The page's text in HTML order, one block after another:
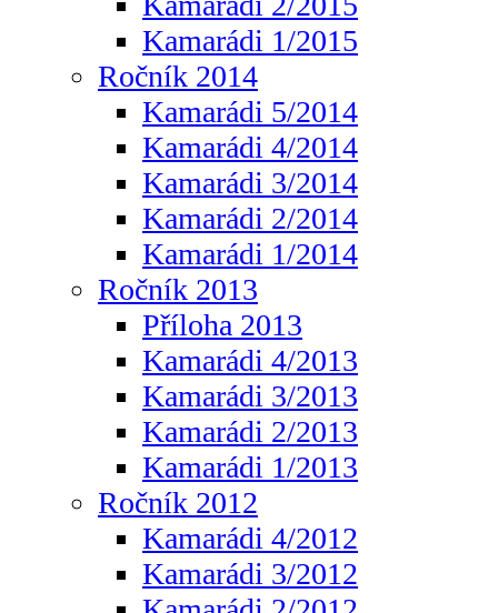
Kamarádi 1/2015
Ročník 2014
Kamarádi 5/2014
Kamarádi 4/2014
Kamarádi 3/2014
Kamarádi 2/2014
Kamarádi 1/2014
Ročník 2013
Příloha 2013
Kamarádi 4/2013
Kamarádi 3/2013
Kamarádi 2/2013
Kamarádi 1/2013
Ročník 2012
Kamarádi 4/2012
Kamarádi 3/2012